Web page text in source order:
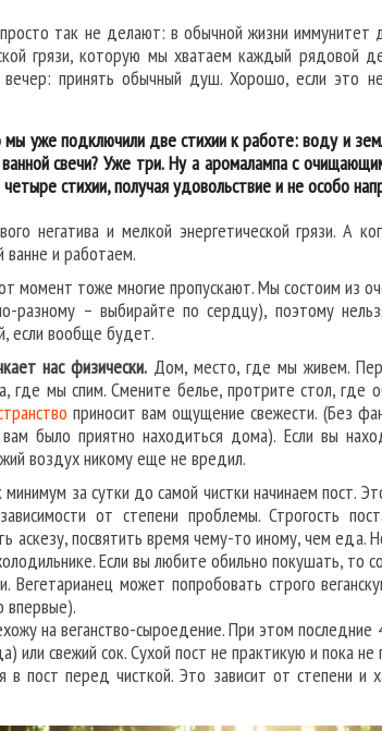
так не делают: в обычной жизни иммунитет
грязи, которую мы хватаем каждый рядовой
принять обычный душ. Хорошо, если это
уже подключили две стихии к работе: воду и
свечи? Уже три. Ну а аромалампа с
стихии, получая удовольствие и не особо
негатива и мелкой энергетической грязи. А
ванне и работаем.
момент тоже многие пропускают. Мы состоим из
разному – выбирайте по сердцу), поэтому
если вообще будет.
нас физически. Дом, место, где мы живем.
где мы спим. Смените белье, протрите стол,
приносит вам ощущение свежести. (Без
было приятно находиться дома). Если вы
воздух никому еще не вредил.
за сутки до самой чистки начинаем пост.
от степени проблемы. Строгость
аскезу, посвятить время чему-то иному, чем
Если вы любите обильно покушать, то
Вегетарианец может попробовать строго
впервые).
на веганство-сыроедение. При этом
или свежий сок. Сухой пост не практикую и пока не
в пост перед чисткой. Это зависит от степени и